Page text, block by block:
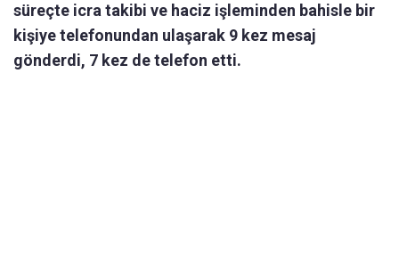
süreçte icra takibi ve haciz işleminden bahisle bir
kişiye telefonundan ulaşarak 9 kez mesaj
gönderdi, 7 kez de telefon etti.